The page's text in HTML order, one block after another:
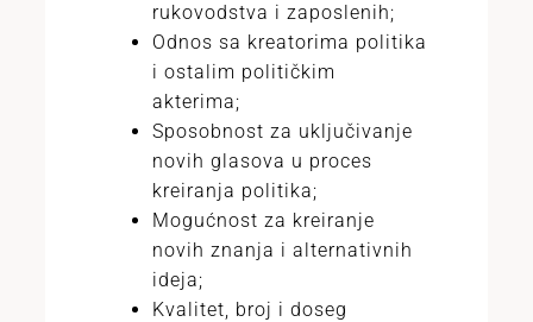
rukovodstva i zaposlenih;
Odnos sa kreatorima politika
i ostalim političkim
akterima;
Sposobnost za uključivanje
novih glasova u proces
kreiranja politika;
Mogućnost za kreiranje
novih znanja i alternativnih
ideja;
Kvalitet, broj i doseg